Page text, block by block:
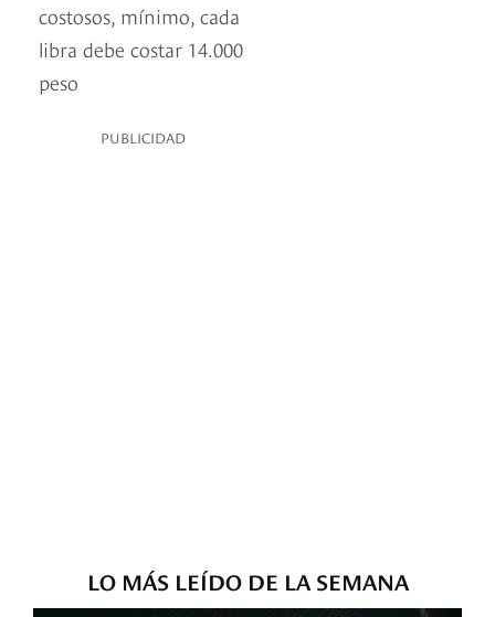
costosos, mínimo, cada
libra debe costar 14.000
peso
PUBLICIDAD
LO MÁS LEÍDO DE LA SEMANA